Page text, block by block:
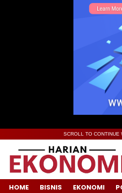
SCROLL TO CONTINUE
HOME BISNIS EKONOMI